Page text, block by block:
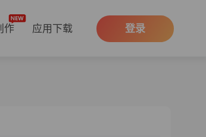
作 应用下载 登录